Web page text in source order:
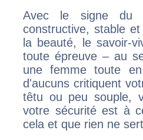
Avec le signe du
constructive, stable
la beauté, le savoir-
toute épreuve – au
une femme toute
d'aucuns critiquent
têtu ou peu souple,
votre sécurité est à
cela et que rien ne